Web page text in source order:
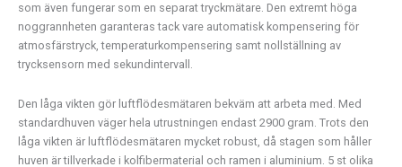
som även fungerar som en separat tryckmätare. Den extremt höga
noggrannheten garanteras tack vare automatisk kompensering för
atmosfärstryck, temperaturkompensering samt nollställning av
trycksensorn med sekundintervall.
Den låga vikten gör luftflödesmätaren bekväm att arbeta med. Med
standardhuven väger hela utrustningen endast 2900 gram. Trots den
låga vikten är luftflödesmätaren mycket robust, då stagen som håller
huven är tillverkade i kolfibermaterial och ramen i aluminium. 5 st olika